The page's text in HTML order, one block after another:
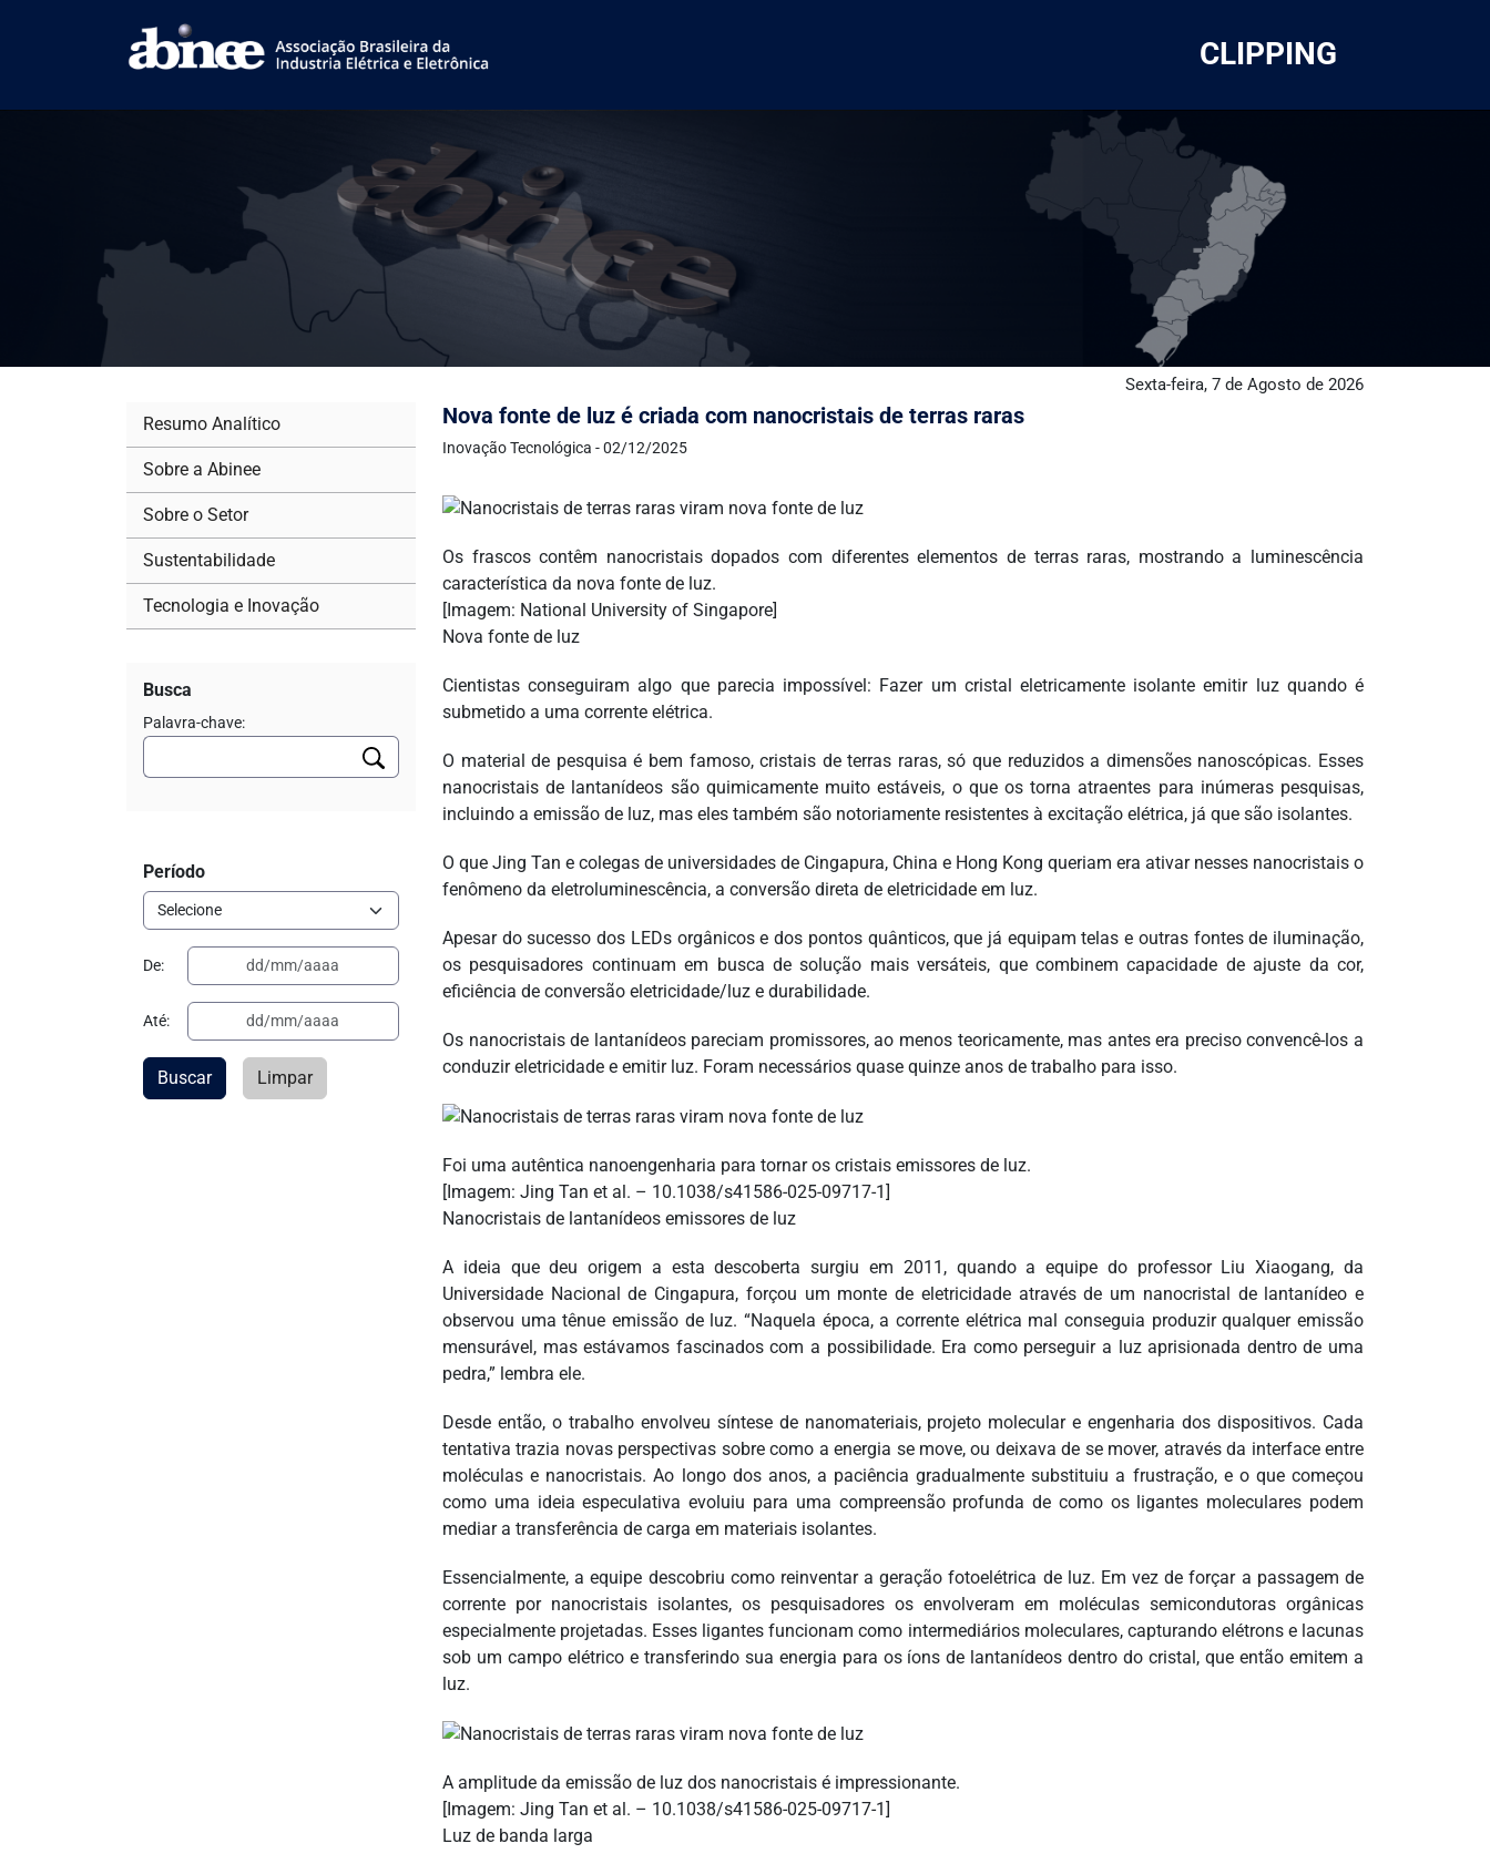
CLIPPING
Sexta-feira, 7 de Agosto de 2026
Nova fonte de luz é criada com nanocristais de terras raras
Inovação Tecnológica - 02/12/2025
Os frascos contêm nanocristais dopados com diferentes elementos de terras raras, mostrando a luminescência
característica da nova fonte de luz.
[Imagem: National University of Singapore]
Nova fonte de luz
Cientistas conseguiram algo que parecia impossível: Fazer um cristal eletricamente isolante emitir luz quando é
submetido a uma corrente elétrica.
O material de pesquisa é bem famoso, cristais de terras raras, só que reduzidos a dimensões nanoscópicas. Esses
nanocristais de lantanídeos são quimicamente muito estáveis, o que os torna atraentes para inúmeras pesquisas,
incluindo a emissão de luz, mas eles também são notoriamente resistentes à excitação elétrica, já que são isolantes.
O que Jing Tan e colegas de universidades de Cingapura, China e Hong Kong queriam era ativar nesses nanocristais o
fenômeno da eletroluminescência, a conversão direta de eletricidade em luz.
Apesar do sucesso dos LEDs orgânicos e dos pontos quânticos, que já equipam telas e outras fontes de iluminação,
os pesquisadores continuam em busca de solução mais versáteis, que combinem capacidade de ajuste da cor,
eficiência de conversão eletricidade/luz e durabilidade.
Os nanocristais de lantanídeos pareciam promissores, ao menos teoricamente, mas antes era preciso convencê-los a
conduzir eletricidade e emitir luz. Foram necessários quase quinze anos de trabalho para isso.
Foi uma autêntica nanoengenharia para tornar os cristais emissores de luz.
[Imagem: Jing Tan et al. – 10.1038/s41586-025-09717-1]
Nanocristais de lantanídeos emissores de luz
A ideia que deu origem a esta descoberta surgiu em 2011, quando a equipe do professor Liu Xiaogang, da
Universidade Nacional de Cingapura, forçou um monte de eletricidade através de um nanocristal de lantanídeo e
observou uma tênue emissão de luz. “Naquela época, a corrente elétrica mal conseguia produzir qualquer emissão
mensurável, mas estávamos fascinados com a possibilidade. Era como perseguir a luz aprisionada dentro de uma
pedra,” lembra ele.
Desde então, o trabalho envolveu síntese de nanomateriais, projeto molecular e engenharia dos dispositivos. Cada
tentativa trazia novas perspectivas sobre como a energia se move, ou deixava de se mover, através da interface entre
moléculas e nanocristais. Ao longo dos anos, a paciência gradualmente substituiu a frustração, e o que começou
como uma ideia especulativa evoluiu para uma compreensão profunda de como os ligantes moleculares podem
mediar a transferência de carga em materiais isolantes.
Essencialmente, a equipe descobriu como reinventar a geração fotoelétrica de luz. Em vez de forçar a passagem de
corrente por nanocristais isolantes, os pesquisadores os envolveram em moléculas semicondutoras orgânicas
especialmente projetadas. Esses ligantes funcionam como intermediários moleculares, capturando elétrons e lacunas
sob um campo elétrico e transferindo sua energia para os íons de lantanídeos dentro do cristal, que então emitem a
luz.
A amplitude da emissão de luz dos nanocristais é impressionante.
[Imagem: Jing Tan et al. – 10.1038/s41586-025-09717-1]
Luz de banda larga
Resumo Analítico
Sobre a Abinee
Sobre o Setor
Sustentabilidade
Tecnologia e Inovação
Busca
Palavra-chave:
Período
De:
Até:
Buscar Limpar